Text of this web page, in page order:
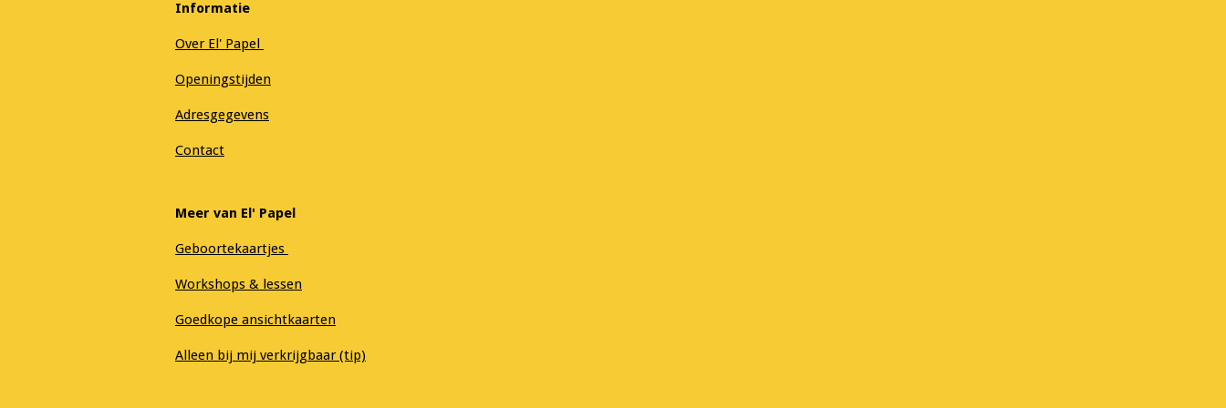
Informatie
Over El' Papel
Openingstijden
Adresgegevens
Contact
Meer van El' Papel
Geboortekaartjes
Workshops & lessen
Goedkope ansichtkaarten
Alleen bij mij verkrijgbaar (tip)